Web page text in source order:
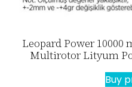
Leopard Power 10000
Multirotor Lityum
Buy